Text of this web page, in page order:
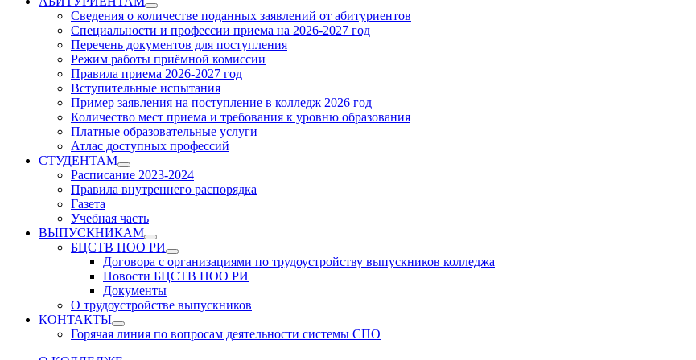
Show
sub
menu
Сведения о количестве поданных заявлений от абитуриентов
Специальности и профессии приема на 2026-2027 год
Перечень документов для поступления
Режим работы приёмной комиссии
Правила приема 2026-2027 год
Вступительные испытания
Пример заявления на поступление в колледж 2026 год
Количество мест приема и требования к уровню образования
Платные образовательные услуги
Атлас доступных профессий
СТУДЕНТАМ
Show
sub
menu
Расписание 2023-2024
Правила внутреннего распорядка
Газета
Учебная часть
ВЫПУСКНИКАМ
Show
sub
menu
БЦСТВ ПОО РИ
Show
sub
menu
Договора с организациями по трудоустройству выпускников колледжа
Новости БЦСТВ ПОО РИ
Документы
О трудоустройстве выпускников
КОНТАКТЫ
Show
sub
Горячая линия по вопросам деятельности системы СПО